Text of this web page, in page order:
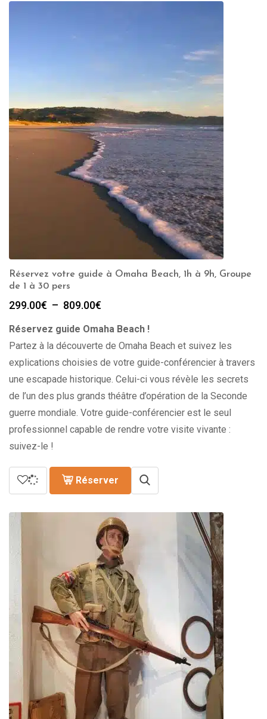
Réservez votre guide à Omaha Beach, 1h à 9h, Groupe
de 1 à 30 pers
299.00€ – 809.00€
prix :
299.00€
à
809.00€
Réservez guide Omaha Beach !
Partez à la découverte de Omaha Beach et suivez les
explications choisies de votre guide-conférencier à travers
une escapade historique. Celui-ci vous révèle les secrets
de l’un des plus grands théâtre d’opération de la Seconde
guerre mondiale. Votre guide-conférencier est le seul
professionnel capable de rendre votre visite vivante :
suivez-le !
Réserver